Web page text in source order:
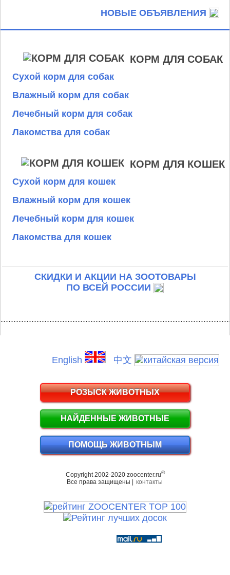
НОВЫЕ ОБЪЯВЛЕНИЯ
КОРМ ДЛЯ СОБАК
Сухой корм для собак
Влажный корм для собак
Лечебный корм для собак
Лакомства для собак
КОРМ ДЛЯ КОШЕК
Сухой корм для кошек
Влажный корм для кошек
Лечебный корм для кошек
Лакомства для кошек
СКИДКИ И АКЦИИ НА ЗООТОВАРЫ
ПО ВСЕЙ РОССИИ
English 中文
РОЗЫСК ЖИВОТНЫХ
НАЙДЕННЫЕ ЖИВОТНЫЕ
ПОМОЩЬ ЖИВОТНЫМ
Copyright 2002-2020 zoocenter.ru©
Все права защищены | контакты